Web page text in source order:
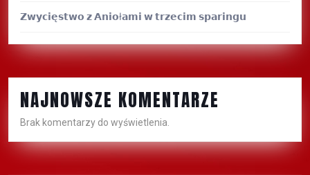
𝗭𝘄𝘆𝗰𝗶𝗲̨𝘀𝘁𝘄𝗼 𝘇 𝗔𝗻𝗶𝗼ł𝗮𝗺𝗶 𝘄 𝘁𝗿𝘇𝗲𝗰𝗶𝗺 𝘀𝗽𝗮𝗿𝗶𝗻𝗴𝘂
NAJNOWSZE KOMENTARZE
Brak komentarzy do wyświetlenia.